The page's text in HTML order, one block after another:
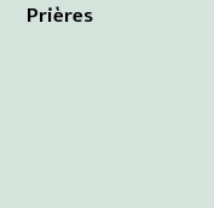
Prières